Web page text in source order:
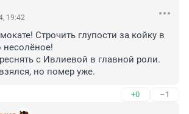
19:42
Строчить глупости за койку в
несолёное!
с Ивлиевой в главной роли.
но помер уже.
+0 –1